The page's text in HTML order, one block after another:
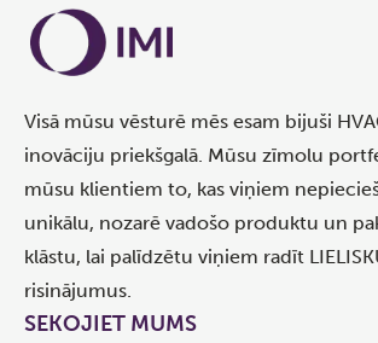
Visā mūsu vēsturē mēs esam bijuši
inovāciju priekšgalā. Mūsu zīmolu
mūsu klientiem to, kas viņiem
unikālu, nozarē vadošo produktu un
klāstu, lai palīdzētu viņiem radīt
risinājumus.
SEKOJIET MUMS